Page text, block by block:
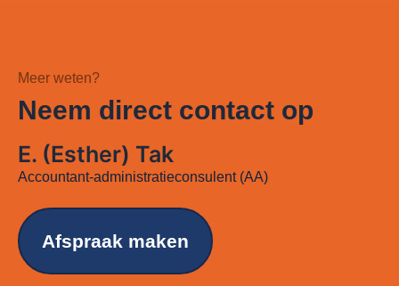
Meer weten?
Neem direct contact op
E. (Esther) Tak
Accountant-administratieconsulent (AA)
Afspraak maken